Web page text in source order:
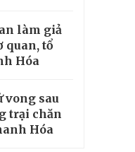
làm giả
quan, tổ
Hóa
vong sau
trại chăn
Hóa